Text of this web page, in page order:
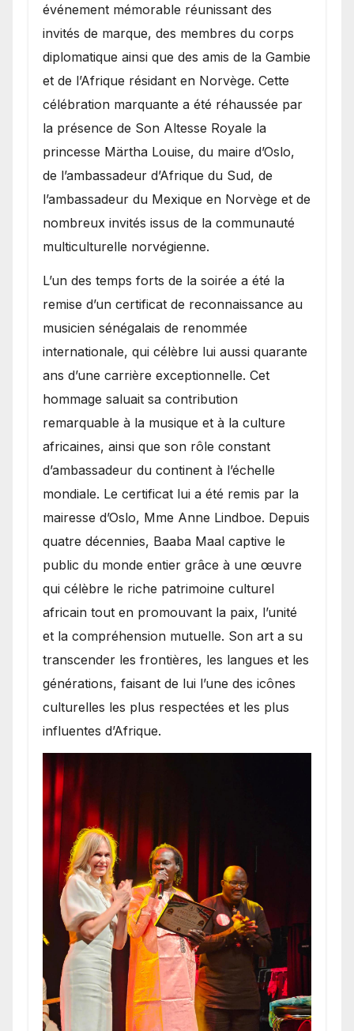
événement mémorable réunissant des
invités de marque, des membres du corps
diplomatique ainsi que des amis de la Gambie
et de l’Afrique résidant en Norvège. Cette
célébration marquante a été réhaussée par
la présence de Son Altesse Royale la
princesse Märtha Louise, du maire d’Oslo,
de l’ambassadeur d’Afrique du Sud, de
l’ambassadeur du Mexique en Norvège et de
nombreux invités issus de la communauté
multiculturelle norvégienne.
​L’un des temps forts de la soirée a été la
remise d’un certificat de reconnaissance au
musicien sénégalais de renommée
internationale, qui célèbre lui aussi quarante
ans d’une carrière exceptionnelle. Cet
hommage saluait sa contribution
remarquable à la musique et à la culture
africaines, ainsi que son rôle constant
d’ambassadeur du continent à l’échelle
mondiale. Le certificat lui a été remis par la
mairesse d’Oslo, Mme Anne Lindboe. Depuis
quatre décennies, Baaba Maal captive le
public du monde entier grâce à une œuvre
qui célèbre le riche patrimoine culturel
africain tout en promouvant la paix, l’unité
et la compréhension mutuelle. Son art a su
transcender les frontières, les langues et les
générations, faisant de lui l’une des icônes
culturelles les plus respectées et les plus
influentes d’Afrique.